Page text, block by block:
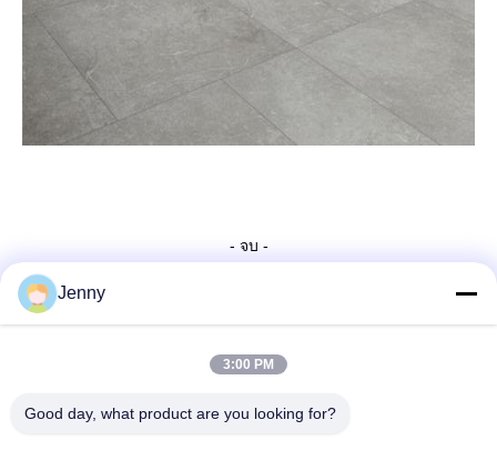
- จบ -
ที่อยู่
Jenny
3:00 PM
Good day, what product are you looking for?